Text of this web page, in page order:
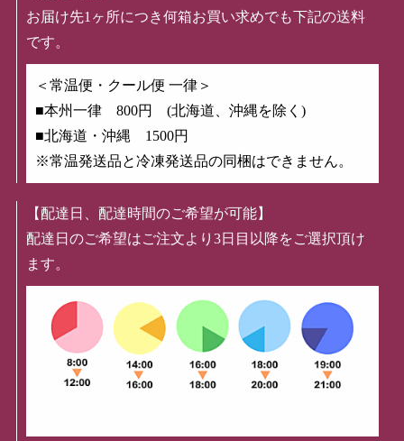
お届け先1ヶ所につき何箱お買い求めでも下記の送料
です。
＜常温便・クール便 一律＞
■本州一律 800円 (北海道、沖縄を除く)
■北海道・沖縄 1500円
※常温発送品と冷凍発送品の同梱はできません。
【配達日、配達時間のご希望が可能】
配達日のご希望はご注文より3日目以降をご選択頂け
ます。